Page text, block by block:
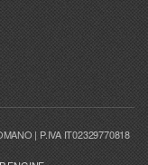
| P.IVA IT02329770818